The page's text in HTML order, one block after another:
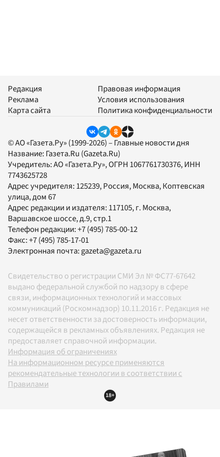
Редакция
Реклама
Карта сайта
Правовая информация
Условия использования
Политика конфиденциальности
© АО «Газета.Ру» (1999-2026) – Главные новости дня
Название: Газета.Ru (Gazeta.Ru)
Учредитель:АО «Газета.Ру», ОГРН 1067761730376, ИНН
7743625728
Адрес учредителя: 125239, Россия, Москва, Коптевская
улица, дом 67
Адрес редакции и издателя: 117105, г. Москва,
Варшавское шоссе, д.9, стр.1
Телефон редакции:+7 (495) 785-00-12
Факс:+7 (495) 785-17-01
Электронная почта:gazeta@gazeta.ru
Свидетельство о регистрации СМИ Эл № ФС77-67642
выдано федеральной службой по надзору в сфере
связи, информационных технологий и массовых
коммуникаций (Роскомнадзор) 10.11.2016 г. Редакция не
несет ответственности за достоверность информации,
содержащейся в рекламных объявлениях. Редакция не
предоставляет справочной информации.
Информация об ограничениях
На информационном ресурсе применяются
рекомендательные технологии в соответствии с
Правилами
18+